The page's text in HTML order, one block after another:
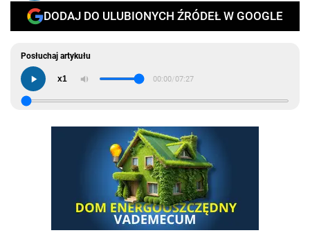
DODAJ DO ULUBIONYCH ŹRÓDEŁ W GOOGLE
Posłuchaj artykułu
x1 00:00/07:27